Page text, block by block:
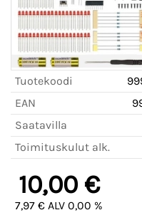
Tuotekoodi
EAN
Saatavilla
Toimituskulut alk.
10,00 €
7,97 € ALV 0,00 %